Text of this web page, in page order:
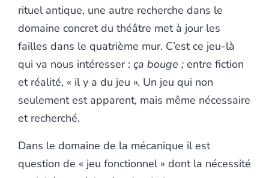
rituel antique, une autre recherche dans le
domaine concret du théâtre met à jour les
failles dans le quatrième mur. C’est ce jeu-là
qui va nous intéresser : ça bouge ; entre fiction
et réalité, « il y a du jeu ». Un jeu qui non
seulement est apparent, mais même nécessaire
et recherché.
Dans le domaine de la mécanique il est
question de « jeu fonctionnel » dont la nécessité